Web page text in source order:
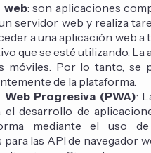
web: son aplicaciones
servidor web y realiza
a una aplicación web
que se esté utilizando.
móviles. Por lo tanto, se
de la plataforma.
Web Progresiva (PWA):
el desarrollo de
mediante el uso
las API de navegador